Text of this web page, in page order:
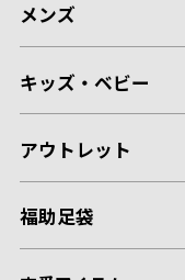
メンズ
キッズ・ベビー
アウトレット
福助足袋